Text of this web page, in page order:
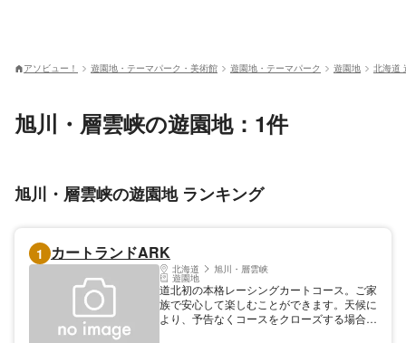
アソビュー！ 遊園地・テーマパーク・美術館 遊園地・テーマパーク 遊園地 北海道
旭川・層雲峡の遊園地：1件
旭川・層雲峡の遊園地 ランキング
1 カートランドARK
北海道 旭川・層雲峡
遊園地
道北初の本格レーシングカートコース。ご家
族で安心して楽しむことができます。天候に
より、予告なくコースをクローズする場合が